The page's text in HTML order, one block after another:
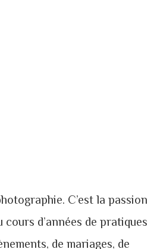
C’est la passion
d’années de pratiques
de mariages, de